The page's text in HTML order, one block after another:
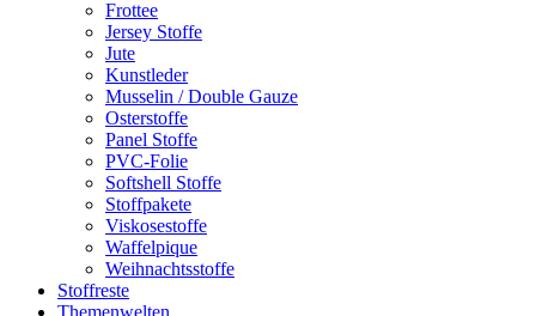
Frottee
Jersey Stoffe
Jute
Kunstleder
Musselin / Double Gauze
Osterstoffe
Panel Stoffe
PVC-Folie
Softshell Stoffe
Stoffpakete
Viskosestoffe
Waffelpique
Weihnachtsstoffe
Stoffreste
Themenwelten